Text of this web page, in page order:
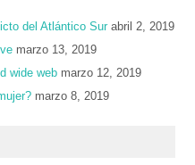
del Atlántico Sur abril 2, 2019
marzo 13, 2019
wide web marzo 12, 2019
marzo 8, 2019